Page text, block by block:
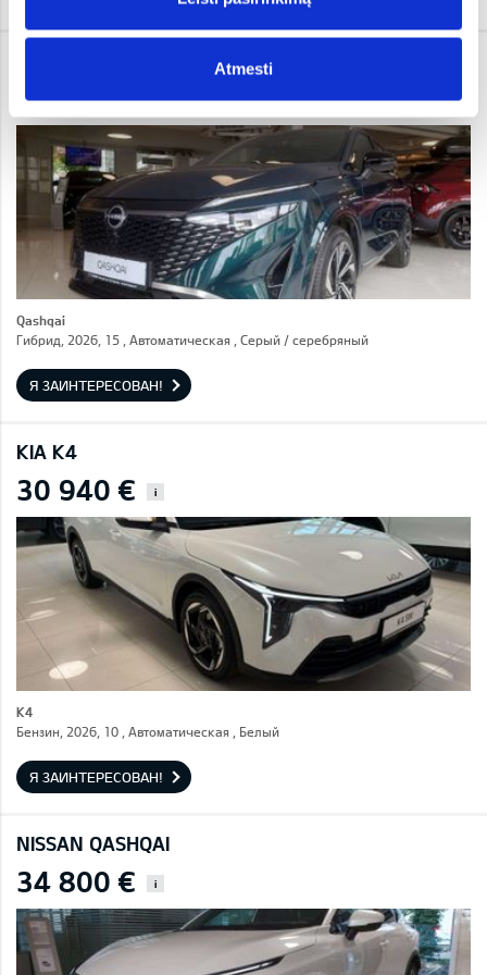
Atmesti
37 450 € i
Qashqai
Гибрид, 2026, 15 , Автоматическая , Серый / cеребряный
Я ЗАИНТЕРЕСОВАН!
KIA K4
30 940 € i
K4
Бензин, 2026, 10 , Автоматическая , Белый
Я ЗАИНТЕРЕСОВАН!
NISSAN QASHQAI
34 800 € i